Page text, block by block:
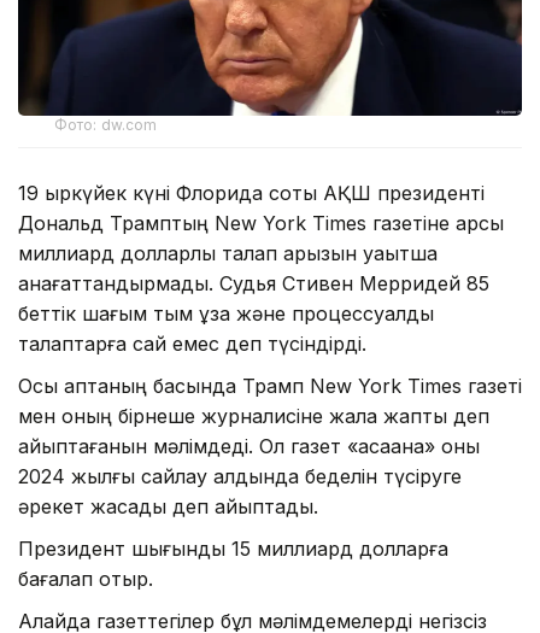
Фото: dw.com
19 қыркүйек күні Флорида соты АҚШ президенті
Дональд Трамптың New York Times газетіне қарсы
миллиард долларлық талап арызын уақытша
қанағаттандырмады. Судья Стивен Мерридей 85
беттік шағым тым ұзақ және процессуалдық
талаптарға сай емес деп түсіндірді.
Осы аптаның басында Трамп New York Times газеті
мен оның бірнеше журналисіне жала жапты деп
айыптағанын мәлімдеді. Ол газет «қасақана» оны
2024 жылғы сайлау алдында беделін түсіруге
әрекет жасады деп айыптады.
Президент шығынды 15 миллиард долларға
бағалап отыр.
Алайда газеттегілер бұл мәлімдемелерді негізсіз